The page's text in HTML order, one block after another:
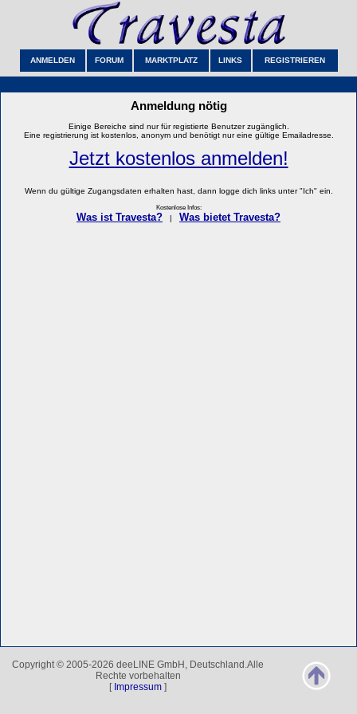
ANMELDEN FORUM MARKTPLATZ LINKS REGISTRIEREN
Anmeldung nötig
Einige Bereiche sind nur für registierte Benutzer zugänglich.
Eine registrierung ist kostenlos, anonym und benötigt nur eine gültige Emailadresse.
Jetzt kostenlos anmelden!
Wenn du gültige Zugangsdaten erhalten hast, dann logge dich links unter "Ich" ein.
Kostenlose Infos:
Was ist Travesta? Was bietet Travesta?
Copyright © 2005-2026 deeLINE GmbH, Deutschland.Alle
Rechte vorbehalten
[ Impressum ]